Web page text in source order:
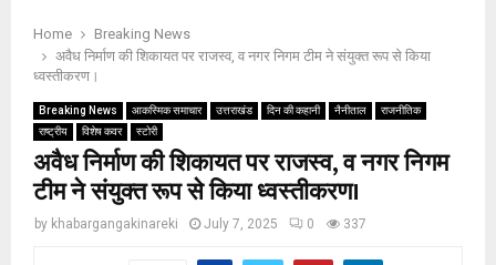
Home
Breaking News
अवैध निर्माण की शिकायत पर राजस्व, व नगर निगम टीम ने संयुक्त रूप से किया
ध्वस्तीकरण।
Breaking News आकस्मिक समाचार उत्तराखंड दिन की कहानी नैनीताल
राजनीतिक
राष्ट्रीय
विशेष कवर स्टोरी
अवैध निर्माण की शिकायत पर राजस्व, व नगर निगम
टीम ने संयुक्त रूप से किया ध्वस्तीकरण।
by khabargangakinareki July 7, 2025 0 337